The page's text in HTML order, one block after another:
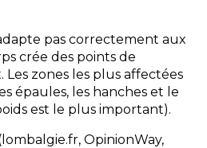
pas correctement aux
crée des points de
zones les plus affectées
épaules, les hanches et le
est le plus important).
OpinionWay,